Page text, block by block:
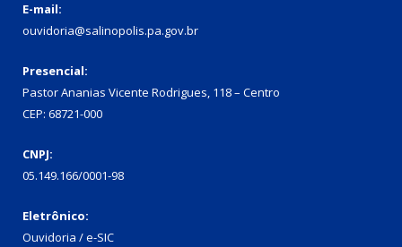
E-mail:
ouvidoria@salinopolis.pa.gov.br
Presencial:
Pastor Ananias Vicente Rodrigues, 118 – Centro
CEP: 68721-000
CNPJ:
05.149.166/0001-98
Eletrônico:
Ouvidoria / e-SIC